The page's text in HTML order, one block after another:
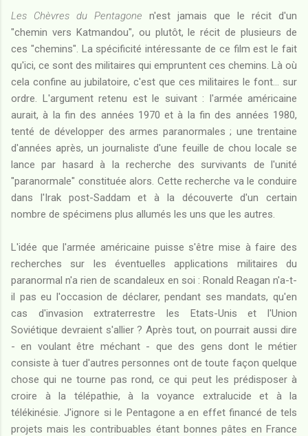
Les Chèvres du Pentagone n'est jamais que le récit d'un
"chemin vers Katmandou", ou plutôt, le récit de plusieurs de
ces "chemins". La spécificité intéressante de ce film est le fait
qu'ici, ce sont des militaires qui empruntent ces chemins. Là où
cela confine au jubilatoire, c'est que ces militaires le font... sur
ordre. L'argument retenu est le suivant : l'armée américaine
aurait, à la fin des années 1970 et à la fin des années 1980,
tenté de développer des armes paranormales ; une trentaine
d'années après, un journaliste d'une feuille de chou locale se
lance par hasard à la recherche des survivants de l'unité
"paranormale" constituée alors. Cette recherche va le conduire
dans l'Irak post-Saddam et à la découverte d'un certain
nombre de spécimens plus allumés les uns que les autres.
L'idée que l'armée américaine puisse s'être mise à faire des
recherches sur les éventuelles applications militaires du
paranormal n'a rien de scandaleux en soi : Ronald Reagan n'a-t-
il pas eu l'occasion de déclarer, pendant ses mandats, qu'en
cas d'invasion extraterrestre les Etats-Unis et l'Union
Soviétique devraient s'allier ? Après tout, on pourrait aussi dire
- en voulant être méchant - que des gens dont le métier
consiste à tuer d'autres personnes ont de toute façon quelque
chose qui ne tourne pas rond, ce qui peut les prédisposer à
croire à la télépathie, à la voyance extralucide et à la
télékinésie. J'ignore si le Pentagone a en effet financé de tels
projets mais les contribuables étant bonnes pâtes en France